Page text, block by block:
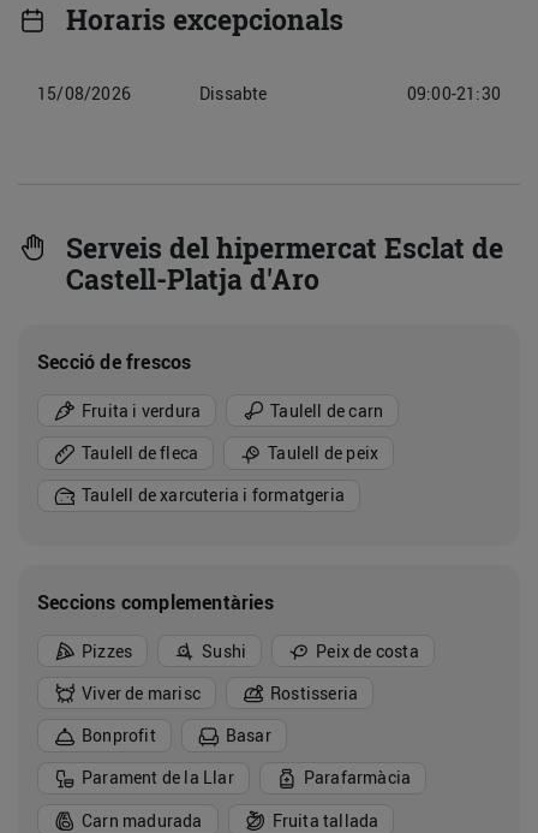
Horaris excepcionals
15/08/2026 Dissabte 09:00-21:30
Serveis del hipermercat Esclat de
Castell-Platja d'Aro
Secció de frescos
Fruita i verdura
Taulell de carn
Taulell de fleca
Taulell de peix
Taulell de xarcuteria i formatgeria
Seccions complementàries
Pizzes Sushi
Peix de costa
Viver de marisc
Rostisseria
Bonprofit
Basar
Parament de la Llar
Parafarmàcia
Carn madurada
Fruita tallada